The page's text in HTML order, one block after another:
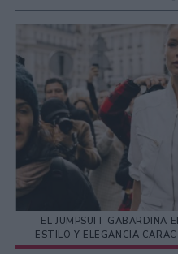
EL JUMPSUIT GABARDINA
ESTILO Y ELEGANCIA